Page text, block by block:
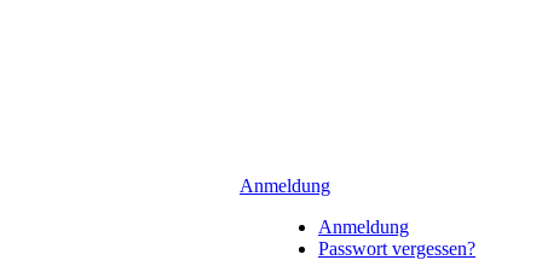
Anmeldung
Anmeldung
Passwort vergessen?